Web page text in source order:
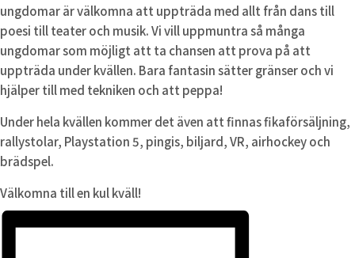
ungdomar är välkomna att uppträda med allt från dans till
poesi till teater och musik. Vi vill uppmuntra så många
ungdomar som möjligt att ta chansen att prova på att
uppträda under kvällen. Bara fantasin sätter gränser och vi
hjälper till med tekniken och att peppa!
Under hela kvällen kommer det även att finnas fikaförsäljning,
rallystolar, Playstation 5, pingis, biljard, VR, airhockey och
brädspel.
Välkomna till en kul kväll!